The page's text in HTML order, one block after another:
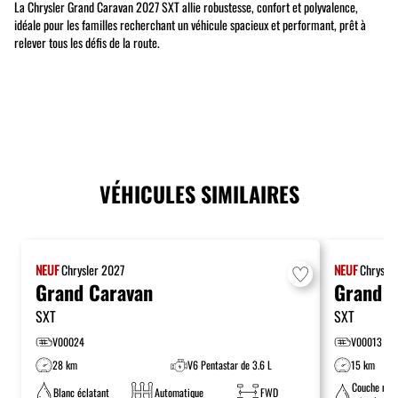
La Chrysler Grand Caravan 2027 SXT allie robustesse, confort et polyvalence,
idéale pour les familles recherchant un véhicule spacieux et performant, prêt à
relever tous les défis de la route.
VÉHICULES SIMILAIRES
NEUFChrysler2027
Grand Caravan
SXT
V00024
28 km
V6 Pentastar de 3.6 L
Blanc éclatant
Automatique FWD
NEUF
Grand
SXT
V00013
15 km
Couche